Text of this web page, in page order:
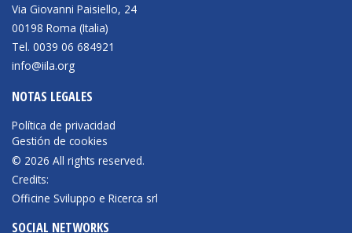
Via Giovanni Paisiello, 24
00198 Roma (Italia)
Tel. 0039 06 684921
info@iila.org
NOTAS LEGALES
Política de privacidad
Gestión de cookies
© 2026 All rights reserved.
Credits:
Officine Sviluppo e Ricerca srl
SOCIAL NETWORKS